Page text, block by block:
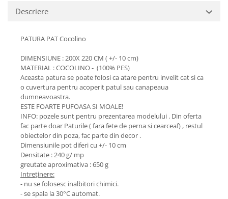
Descriere
PATURA PAT Cocolino
DIMENSIUNE : 200X 220 CM ( +/- 10 cm)
MATERIAL : COCOLINO - (100% PES)
Aceasta patura se poate folosi ca atare pentru invelit cat si ca
o cuvertura pentru acoperit patul sau canapeaua
dumneavoastra.
ESTE FOARTE PUFOASA SI MOALE!
INFO: pozele sunt pentru prezentarea modelului . Din oferta
fac parte doar Paturile ( fara fete de perna si cearceaf) , restul
obiectelor din poza, fac parte din decor .
Dimensiunile pot diferi cu +/- 10 cm
Densitate : 240 g/ mp
greutate aproximativa : 650 g
Intreținere:
- nu se folosesc inalbitori chimici.
- se spala la 30°C automat.